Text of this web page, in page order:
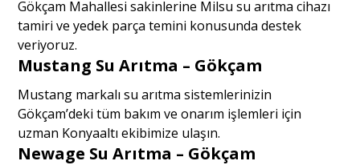
Gökçam Mahallesi sakinlerine Milsu su arıtma cihazı
tamiri ve yedek parça temini konusunda destek
veriyoruz.
Mustang Su Arıtma – Gökçam
Mustang markalı su arıtma sistemlerinizin
Gökçam’deki tüm bakım ve onarım işlemleri için
uzman Konyaaltı ekibimize ulaşın.
Newage Su Arıtma – Gökçam